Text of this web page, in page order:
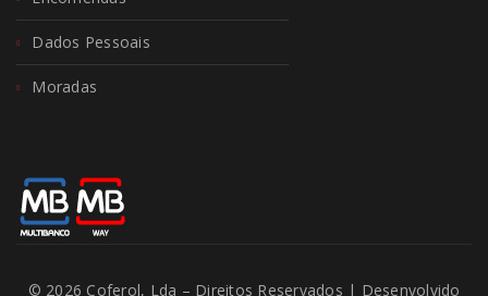
Dados Pessoais
Moradas
© 2026 Coferol, Lda – Direitos Reservados | Desenvolvido